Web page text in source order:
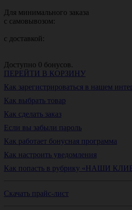
Для минимального заказа
с самовывозом:
с доставкой:
Доступно 0 бонусов.
ПЕРЕЙТИ В КОРЗИНУ
Как зарегистрироваться в нашем
Как выбрать товар
Как сделать заказ
Если вы забыли пароль
Как работает бонусная программа
Как настроить уведомления
Как попасть в рубрику «НАШИ
Скачать прайс-лист